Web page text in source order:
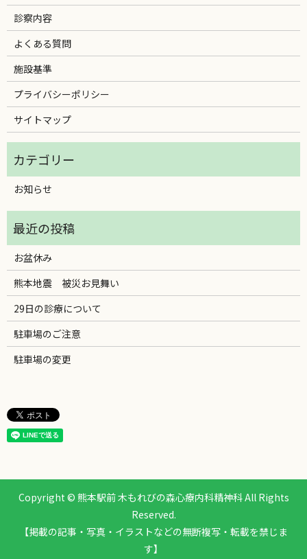
診察内容
よくある質問
施設基準
プライバシーポリシー
サイトマップ
お知らせ
お盆休み
熊本地震 被災お見舞い
29日の診療について
駐車場のご注意
駐車場の変更
Copyright © 熊本駅前 木もれびの森心療内科精神科 All Rights
Reserved.
【掲載の記事・写真・イラストなどの無断複写・転載を禁じま
す】